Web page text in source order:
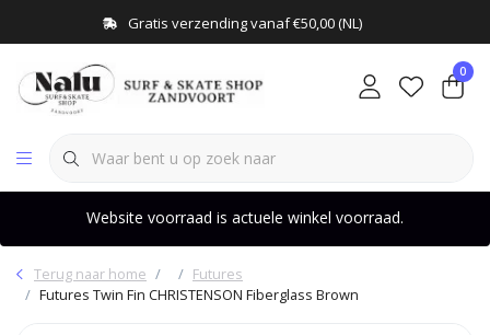
Gratis verzending vanaf €50,00 (NL)
0
Website voorraad is actuele winkel voorraad.
Terug naar home
Futures
Futures Twin Fin CHRISTENSON Fiberglass Brown